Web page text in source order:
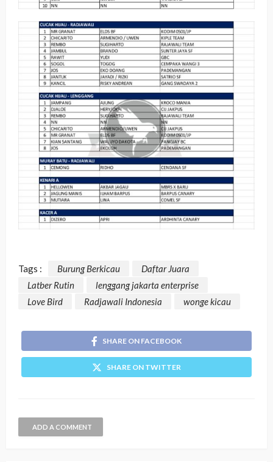
Tags : Burung Berkicau
Daftar Juara
Latber Rutin
lenggang jakarta enterprise
Love Bird
Radjawali Indonesia wonge kicau
SHARE ON FACEBOOK
SHARE ON TWITTER
ADD A COMMENT